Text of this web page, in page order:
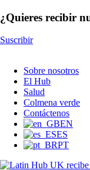
¿Quieres recibir
Suscribir
Sobre nosotros
El Hub
Salud
Colmena verde
Contáctenos
EN
ES
PT